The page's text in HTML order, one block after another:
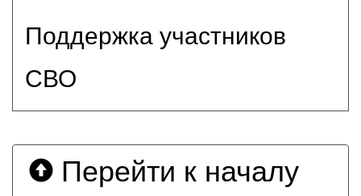
Поддержка участников
СВО
Перейти к началу